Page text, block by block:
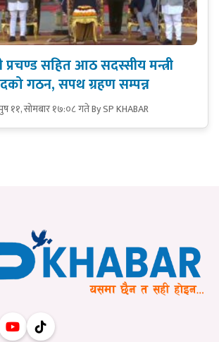
प्रचण्ड सहित आठ सदस्सीय मन्त्री
गठन, सपथ ग्रहण सम्पन्न
११, सोमबार १७:०८ गतेBy SP KHABAR